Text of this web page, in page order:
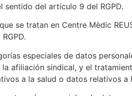
sentido del artículo 9 del RGPD.
se tratan en Centre Mèdic
especiales de datos
afiliación sindical, y el
a la salud o datos relativos